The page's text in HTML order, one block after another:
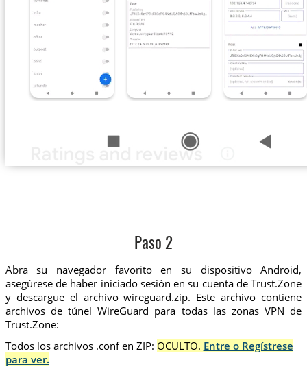
Paso 2
Abra su navegador favorito en su dispositivo Android,
asegúrese de haber iniciado sesión en su cuenta de Trust.Zone
y descargue el archivo wireguard.zip. Este archivo contiene
archivos de túnel WireGuard para todas las zonas VPN de
Trust.Zone:
Todos los archivos .conf en ZIP: OCULTO. Entre o Regístrese
para ver.